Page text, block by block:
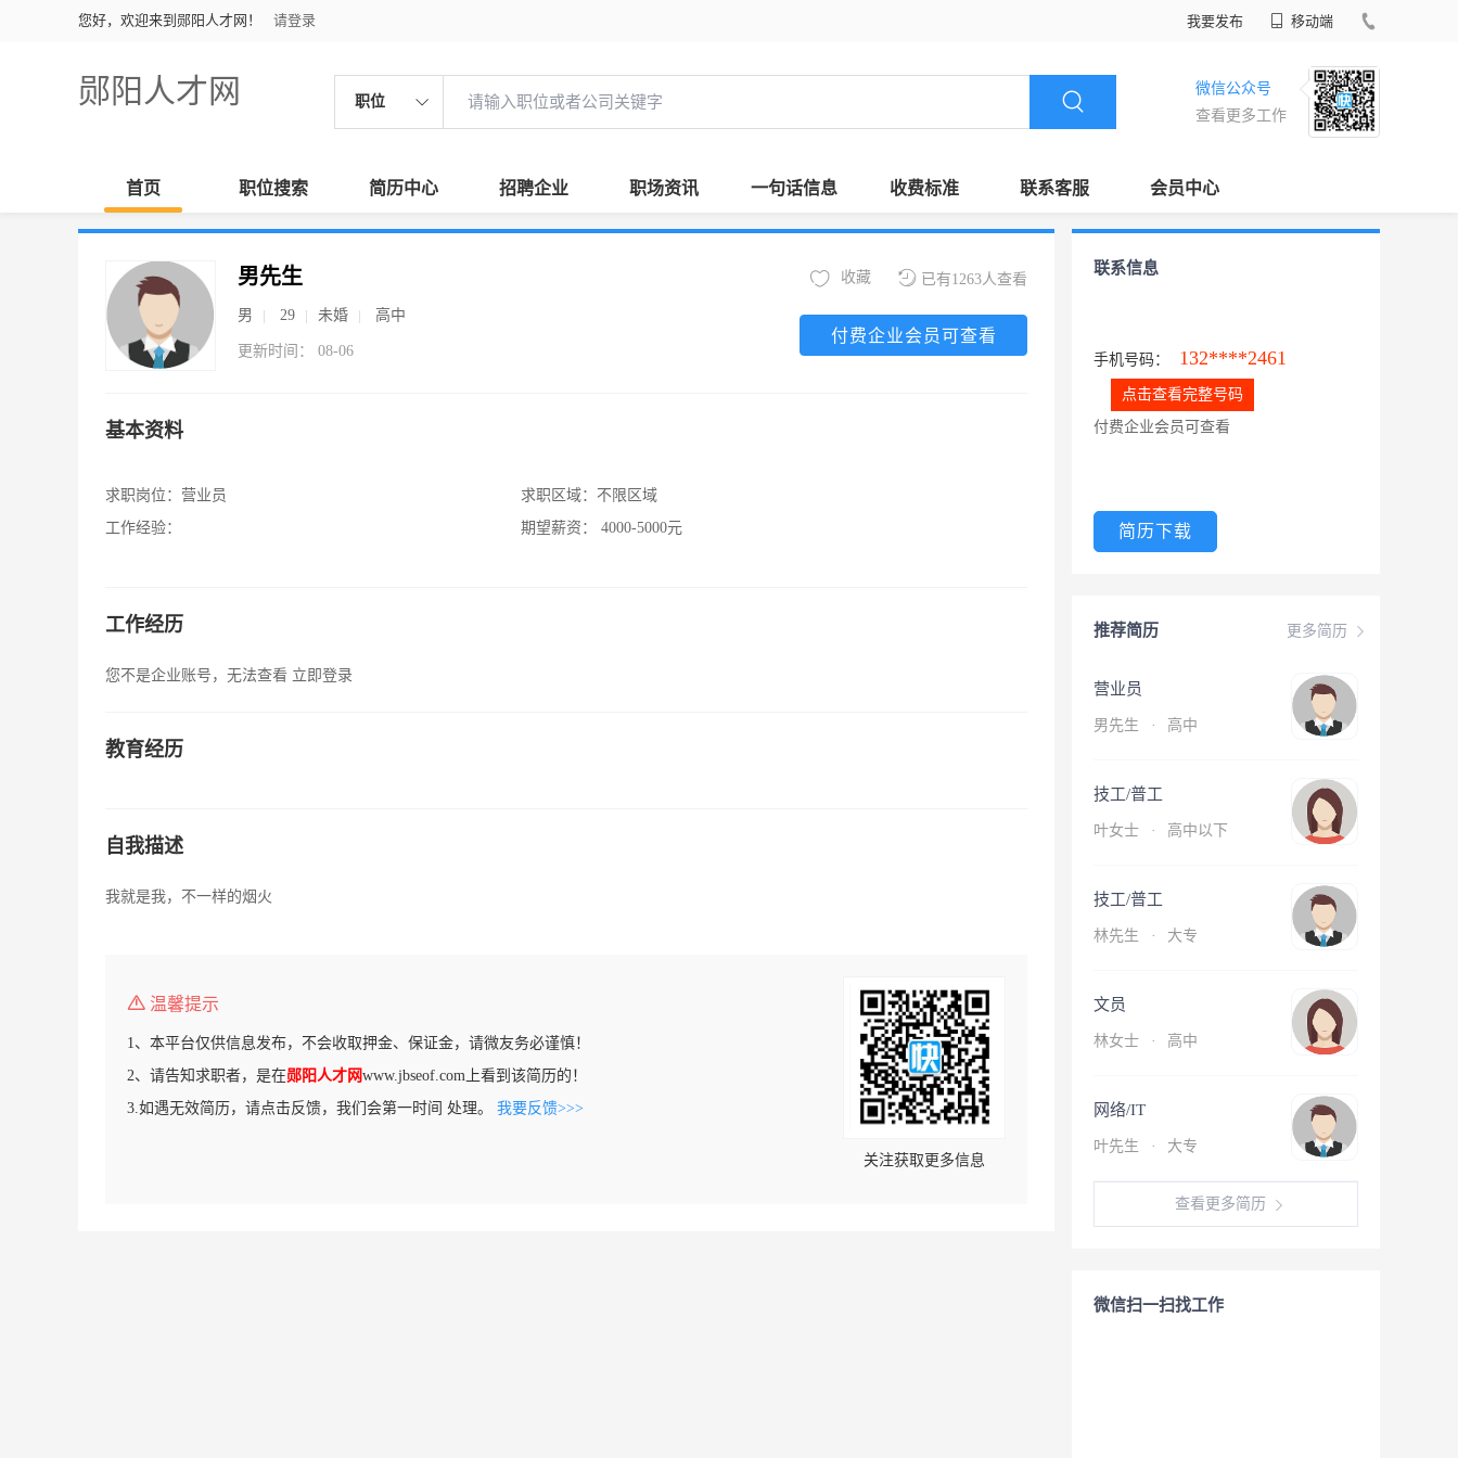
您好，欢迎来到郧阳人才网！ 请登录 我要发布 移动端
郧阳人才网 职位
微信公众号
查看更多工作
首页 职位搜索 简历中心 招聘企业 职场资讯 一句话信息 收费标准 联系客服 会员中心
男先生
男 29 未婚 高中
更新时间： 08-06
已有1263人查看
收藏
付费企业会员可查看
基本资料
求职岗位： 营业员
工作经验：
求职区域： 不限区域
期望薪资：
4000-5000元
工作经历
您不是企业账号，无法查看 立即登录
教育经历
自我描述
我就是我，不一样的烟火
温馨提示
1、本平台仅供信息发布，不会收取押金、保证金，请微友务必谨慎！
2、请告知求职者，是在郧阳人才网www.jbseof.com上看到该简历的！
3.如遇无效简历，请点击反馈，我们会第一时间 处理。 我要反馈>>>
关注获取更多信息
联系信息
手机号码： 132****2461
点击查看完整号码
付费企业会员可查看
简历下载
更多简历
推荐简历
营业员
男先生 · 高中
技工/普工
叶女士 · 高中以下
技工/普工
林先生 · 大专
文员
林女士 · 高中
网络/IT
叶先生 · 大专
查看更多简历
微信扫一扫找工作